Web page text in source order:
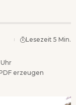
erzeugen
Lesezeit 5 Min.